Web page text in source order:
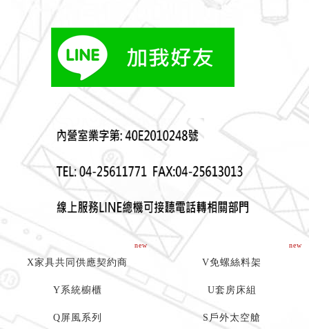
new
X家具共同供應契約商
new
V免螺絲料架
Y系統櫥櫃 U套房床組
Q屏風系列 S戶外太空艙